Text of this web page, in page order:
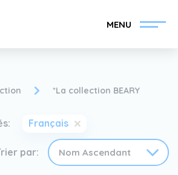
MENU
*La collection BEARY
Français
par: